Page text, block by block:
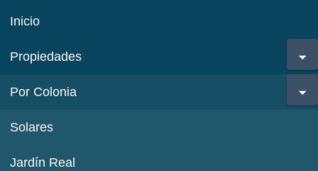
Inicio
Propiedades
Por Colonia
Solares
Jardín Real